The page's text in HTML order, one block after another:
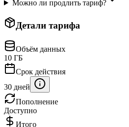
Можно ли продлить тариф?
Детали тарифа
Объём данных
10 ГБ
Срок действия
30 дней
Пополнение
Доступно
Итого